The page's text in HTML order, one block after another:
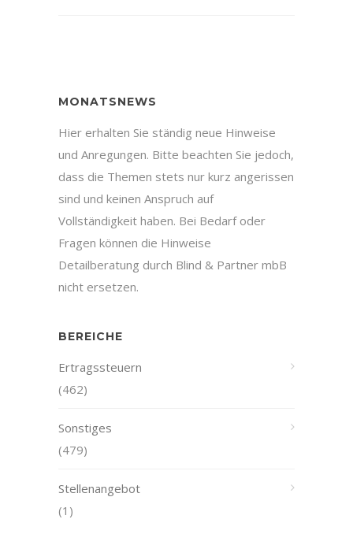
MONATSNEWS
Hier erhalten Sie ständig neue Hinweise
und Anregungen. Bitte beachten Sie jedoch,
dass die Themen stets nur kurz angerissen
sind und keinen Anspruch auf
Vollständigkeit haben. Bei Bedarf oder
Fragen können die Hinweise
Detailberatung durch Blind & Partner mbB
nicht ersetzen.
BEREICHE
Ertragssteuern
(462)
Sonstiges
(479)
Stellenangebot
(1)